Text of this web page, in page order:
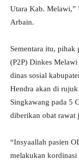
Utara Kab. Melawi,”
Arbain.
Sementara itu, pihak
(P2P) Dinkes
dinas sosial
Hendra akan di
Singkawang pada 5
diberikan obat rawat
“Insyaallah pasien
melakukan kordinasi